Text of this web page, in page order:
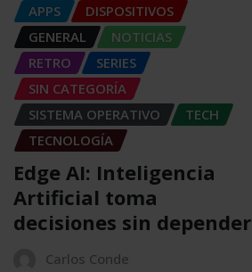
APPS
DISPOSITIVOS
GENERAL
NOTICIAS
RETRO
SERIES
SIN CATEGORÍA
SISTEMA OPERATIVO
TECH
TECNOLOGÍA
Edge AI: Inteligencia
Artificial toma
decisiones sin depender
Carlos Conde